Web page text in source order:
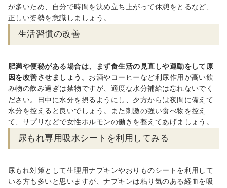
が多いため、自分で時間を決め立ち上がって休憩をとるなど、
正しい姿勢を意識しましょう。
生活習慣の改善
肥満や便秘がある場合は、まず食生活の見直しや運動をして原
因を改善させましょう。 お酒やコーヒーなど利尿作用が高い飲
み物の飲み過ぎは禁物ですが、適度な水分補給は忘れないでく
ださい。日中に水分を摂るようにし、夕方からは夜間に備えて
水分を控えると良いでしょう。また刺激の強い食べ物を控え
て、サプリなどで女性ホルモンの働きを整えてあげましょう。
尿もれ専用吸水シートを利用してみる
尿もれ対策として生理用ナプキンやおりものシートを利用して
いる方も多いと思いますが、ナプキンは粘り気のある経血を吸